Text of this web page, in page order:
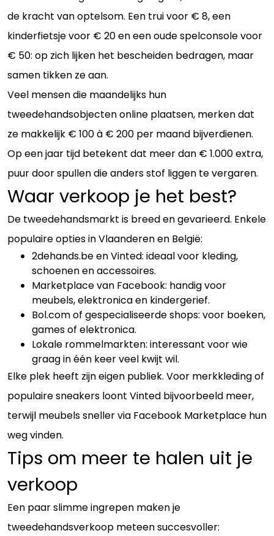
de kracht van optelsom. Een trui voor € 8, een
kinderfietsje voor € 20 en een oude spelconsole voor
€ 50: op zich lijken het bescheiden bedragen, maar
samen tikken ze aan.
Veel mensen die maandelijks hun
tweedehandsobjecten online plaatsen, merken dat
ze makkelijk € 100 à € 200 per maand bijverdienen.
Op een jaar tijd betekent dat meer dan € 1.000 extra,
puur door spullen die anders stof liggen te vergaren.
Waar verkoop je het best?
De tweedehandsmarkt is breed en gevarieerd. Enkele
populaire opties in Vlaanderen en België:
2dehands.be en Vinted: ideaal voor kleding,
schoenen en accessoires.
Marketplace van Facebook: handig voor
meubels, elektronica en kindergerief.
Bol.com of gespecialiseerde shops: voor boeken,
games of elektronica.
Lokale rommelmarkten: interessant voor wie
graag in één keer veel kwijt wil.
Elke plek heeft zijn eigen publiek. Voor merkkleding of
populaire sneakers loont Vinted bijvoorbeeld meer,
terwijl meubels sneller via Facebook Marketplace hun
weg vinden.
Tips om meer te halen uit je
verkoop
Een paar slimme ingrepen maken je
tweedehandsverkoop meteen succesvoller: